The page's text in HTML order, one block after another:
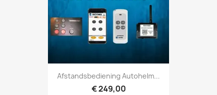
Afstandsbediening Autohelm...
€ 249,00